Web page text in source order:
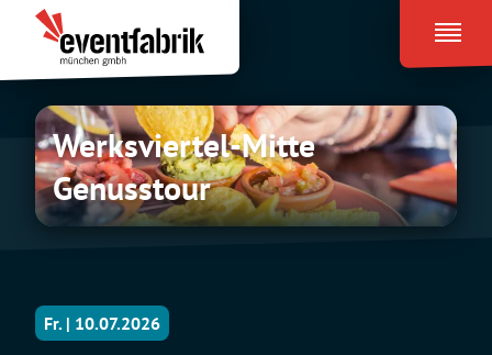
Inhalt
springen
Eventfabrik
München
Werksviertel-
Mitte
Genusstour
Werksviertel-Mitte
Genusstour
Fr. | 10.07.2026